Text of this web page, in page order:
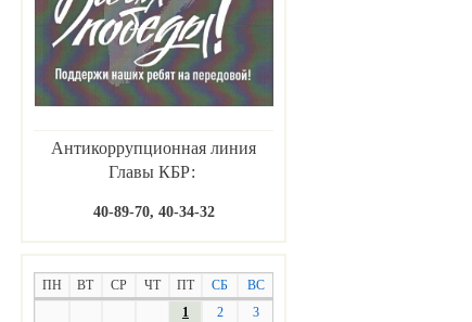
Антикоррупционная линия
Главы КБР:
40-89-70, 40-34-32
ПН ВТ СР ЧТ ПТ СБ
ВС
1
2
3